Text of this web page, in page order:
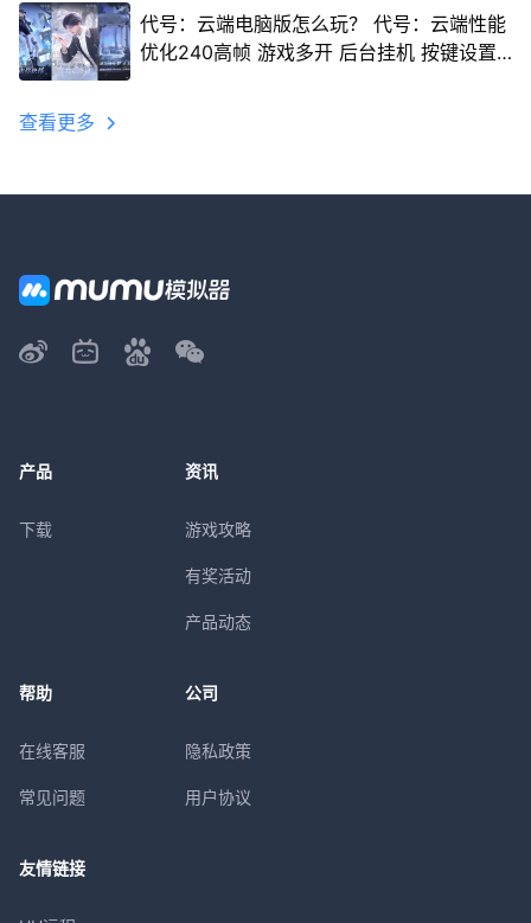
代号：云端电脑版怎么玩？ 代号：云端性能
优化240高帧 游戏多开 后台挂机 按键设置
查看更多
产品
下载
资讯
游戏攻略
有奖活动
产品动态
帮助
在线客服
常见问题
公司
隐私政策
用户协议
友情链接